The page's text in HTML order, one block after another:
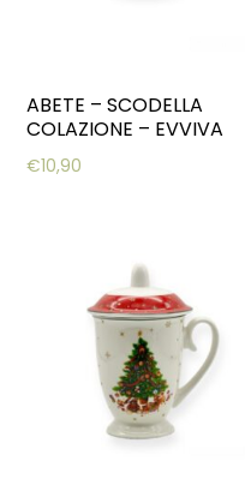
ABETE – SCODELLA
COLAZIONE – EVVIVA
€10,90